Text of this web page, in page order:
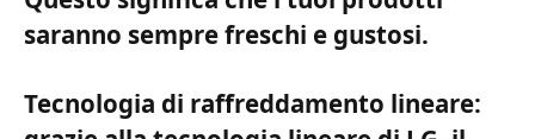
saranno sempre freschi e gustosi.
Tecnologia di raffreddamento lineare: